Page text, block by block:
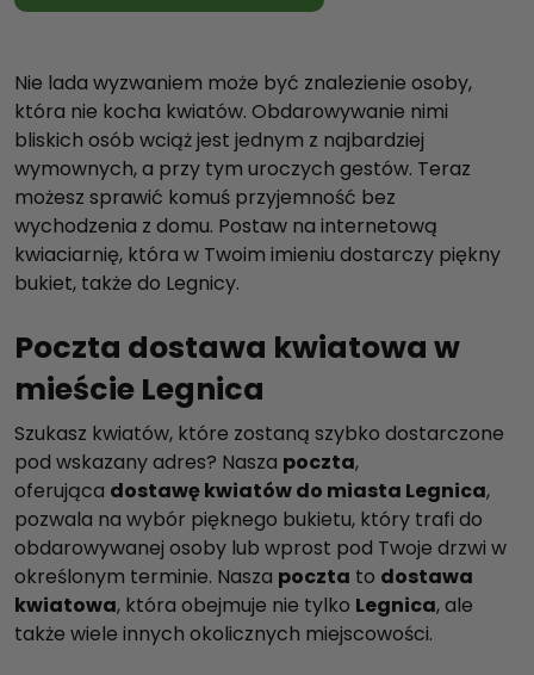
Nie lada wyzwaniem może być znalezienie osoby,
która nie kocha kwiatów. Obdarowywanie nimi
bliskich osób wciąż jest jednym z najbardziej
wymownych, a przy tym uroczych gestów. Teraz
możesz sprawić komuś przyjemność bez
wychodzenia z domu. Postaw na internetową
kwiaciarnię, która w Twoim imieniu dostarczy piękny
bukiet, także do Legnicy.
Poczta dostawa kwiatowa w
mieście Legnica
Szukasz kwiatów, które zostaną szybko dostarczone
pod wskazany adres? Nasza poczta,
oferująca dostawę kwiatów do miasta Legnica,
pozwala na wybór pięknego bukietu, który trafi do
obdarowywanej osoby lub wprost pod Twoje drzwi w
określonym terminie. Nasza poczta to dostawa
kwiatowa, która obejmuje nie tylko Legnica, ale
także wiele innych okolicznych miejscowości.